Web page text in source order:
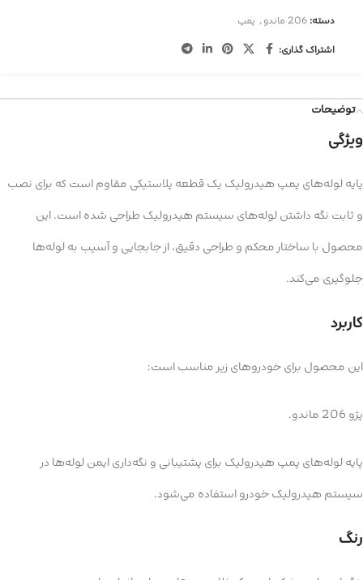
دسته:206 ماندو , پمپ
اشتراک گذاری:
توضیحات
ویژگی
پایه لوله‌های پمپ هیدرولیک یک قطعه پلاستیکی مقاوم است که برای نصب
و ثابت نگه داشتن لوله‌های سیستم هیدرولیک طراحی شده است. این
محصول با ساختار محکم و طراحی دقیق، از جابجایی و آسیب به لوله‌ها
جلوگیری می‌کند.
کاربرد
این محصول برای خودروهای زیر مناسب است:
پژو 206 ماندو.
پایه لوله‌های پمپ هیدرولیک برای پشتیبانی و نگه‌داری ایمن لوله‌ها در
سیستم هیدرولیک خودرو استفاده می‌شود.
رنگ